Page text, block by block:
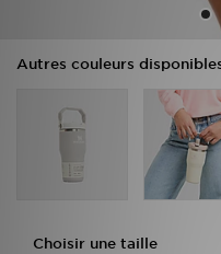
Autres couleurs
Choisir une taille